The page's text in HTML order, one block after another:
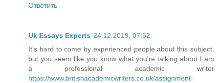
Ответить
Uk Essays Experts 24.12.2019, 07:52
It’s hard to come by experienced people about this subject,
but you seem like you know what you’re talking about I am
a professional academic writer
https://www.britishacademicwriters.co.uk/assignment-